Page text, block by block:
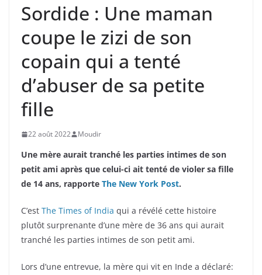
Sordide : Une maman
coupe le zizi de son
copain qui a tenté
d’abuser de sa petite
fille
22 août 2022 Moudir
Une mère aurait tranché les parties intimes de son
petit ami après que celui-ci ait tenté de violer sa fille
de 14 ans, rapporte The New York Post.
C’est The Times of India qui a révélé cette histoire
plutôt surprenante d’une mère de 36 ans qui aurait
tranché les parties intimes de son petit ami.
Lors d’une entrevue, la mère qui vit en Inde a déclaré: